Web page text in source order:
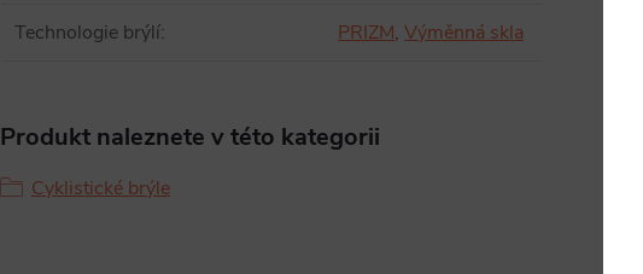
Technologie brýlí: PRIZM, Výměnná skla
Produkt naleznete v této kategorii
Cyklistické brýle